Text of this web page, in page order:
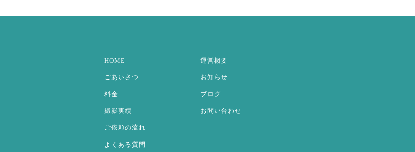
HOME
ごあいさつ
料金
撮影実績
ご依頼の流れ
よくある質問
運営概要
お知らせ
ブログ
お問い合わせ